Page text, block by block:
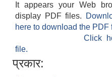
It appears your Web
display PDF files.
here to download the PDF
Click
file.
प्रकार: